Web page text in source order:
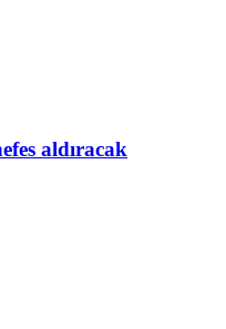
aldıracak